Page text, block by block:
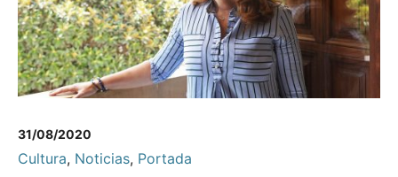
31/08/2020
Cultura, Noticias, Portada